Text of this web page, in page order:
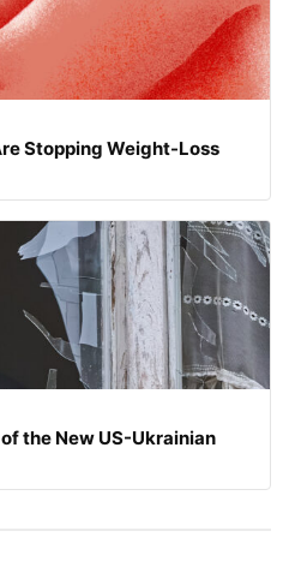
Stopping Weight-Loss
the New US-Ukrainian